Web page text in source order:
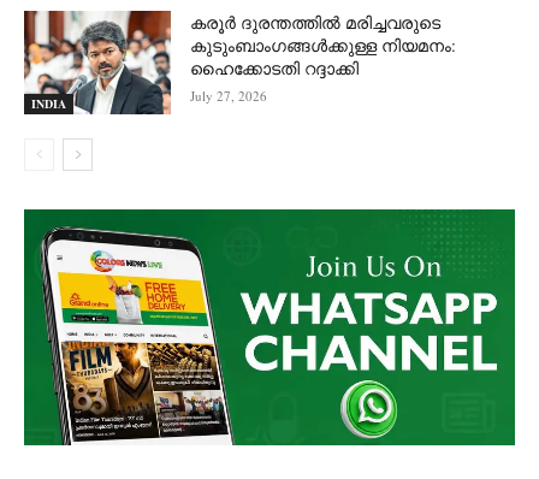
INDIA
കരൂർ ദുരന്തത്തിൽ മരിച്ചവരുടെ
കുടുംബാംഗങ്ങൾക്കുള്ള നിയമനം:
ഹൈക്കോടതി റദ്ദാക്കി
July 27, 2026